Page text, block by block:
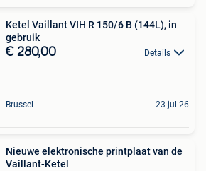
Ketel Vaillant VIH R 150/6 B (144L), in
gebruik
€ 280,00 Details
Brussel 23 jul 26
Nieuwe elektronische printplaat van de
Vaillant-Ketel